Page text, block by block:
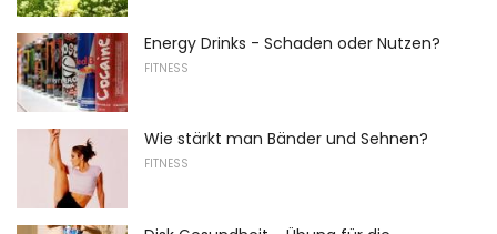
Energy Drinks - Schaden oder Nutzen?
FITNESS
Wie stärkt man Bänder und Sehnen?
FITNESS